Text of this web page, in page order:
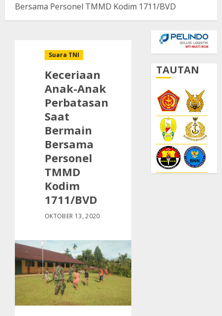
Bersama Personel TMMD Kodim 1711/BVD
Suara TNI
Keceriaan
Anak-Anak
Perbatasan
Saat
Bermain
Bersama
Personel
TMMD
Kodim
1711/BVD
OKTOBER 13, 2020
TAUTAN